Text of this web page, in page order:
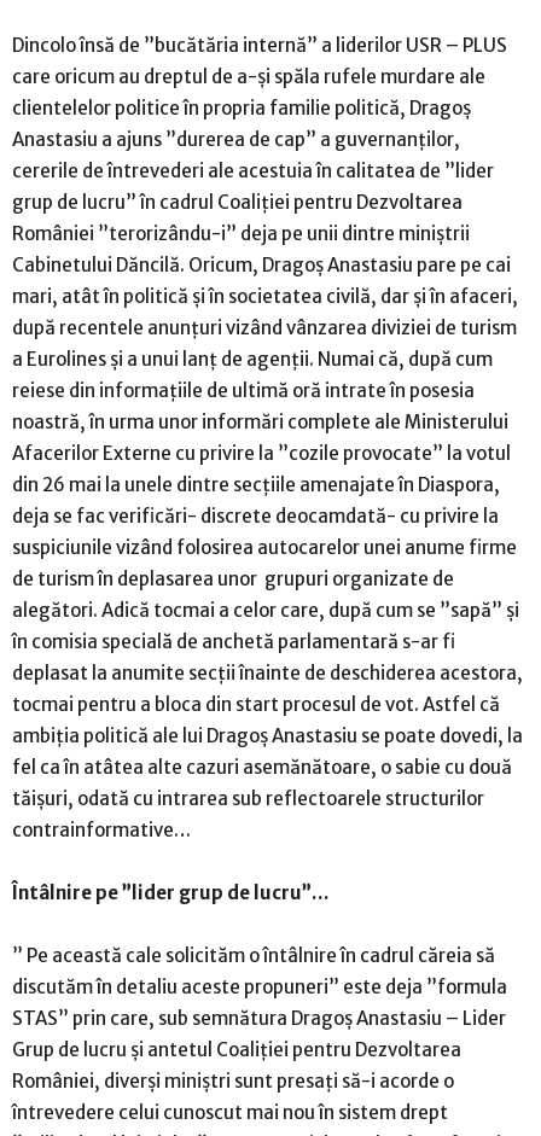
Dincolo însă de ”bucătăria internă” a liderilor USR – PLUS
care oricum au dreptul de a-și spăla rufele murdare ale
clientelelor politice în propria familie politică, Dragoș
Anastasiu a ajuns ”durerea de cap” a guvernanților,
cererile de întrevederi ale acestuia în calitatea de ”lider
grup de lucru” în cadrul Coaliției pentru Dezvoltarea
României ”terorizându-i” deja pe unii dintre miniștrii
Cabinetului Dăncilă. Oricum, Dragoș Anastasiu pare pe cai
mari, atât în politică și în societatea civilă, dar și în afaceri,
după recentele anunțuri vizând vânzarea diviziei de turism
a Eurolines și a unui lanț de agenții. Numai că, după cum
reiese din informațiile de ultimă oră intrate în posesia
noastră, în urma unor informări complete ale Ministerului
Afacerilor Externe cu privire la ”cozile provocate” la votul
din 26 mai la unele dintre secțiile amenajate în Diaspora,
deja se fac verificări- discrete deocamdată- cu privire la
suspiciunile vizând folosirea autocarelor unei anume firme
de turism în deplasarea unor grupuri organizate de
alegători. Adică tocmai a celor care, după cum se ”sapă” și
în comisia specială de anchetă parlamentară s-ar fi
deplasat la anumite secții înainte de deschiderea acestora,
tocmai pentru a bloca din start procesul de vot. Astfel că
ambiția politică ale lui Dragoș Anastasiu se poate dovedi, la
fel ca în atâtea alte cazuri asemănătoare, o sabie cu două
tăișuri, odată cu intrarea sub reflectoarele structurilor
contrainformative…
Întâlnire pe ”lider grup de lucru”…
” Pe această cale solicităm o întâlnire în cadrul căreia să
discutăm în detaliu aceste propuneri” este deja ”formula
STAS” prin care, sub semnătura Dragoș Anastasiu – Lider
Grup de lucru și antetul Coaliției pentru Dezvoltarea
României, diverși miniștri sunt presați să-i acorde o
întrevedere celui cunoscut mai nou în sistem drept